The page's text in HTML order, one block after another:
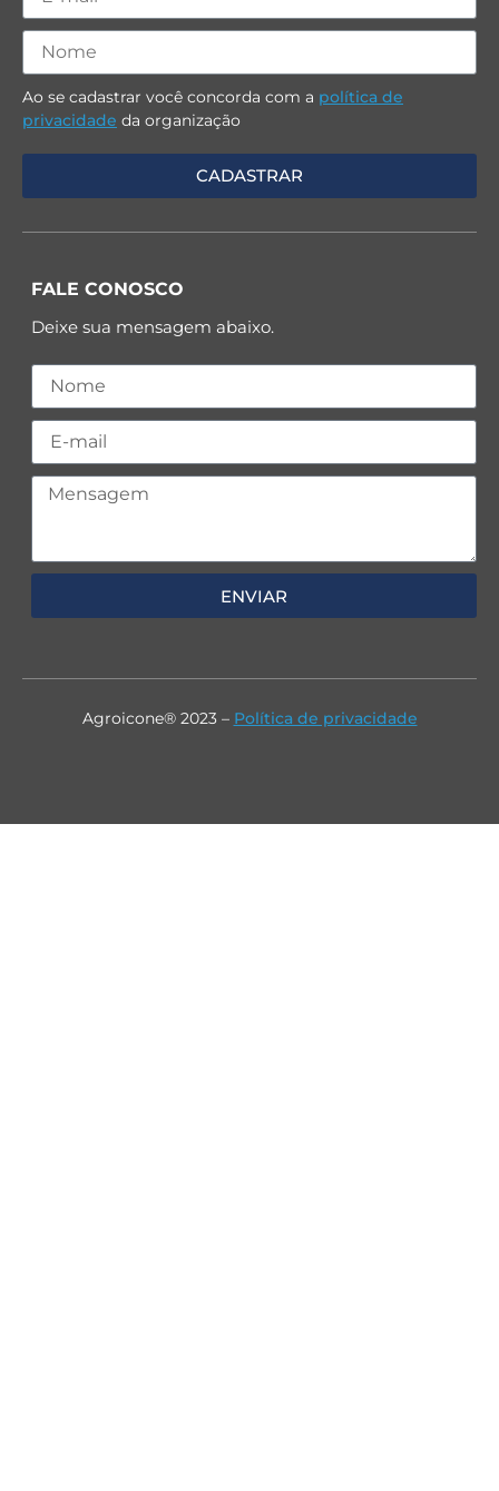
Ao se cadastrar você concorda com a política de
privacidade da organização
FALE CONOSCO
Deixe sua mensagem abaixo.
ENVIAR
Agroicone® 2023 – Política de privacidade